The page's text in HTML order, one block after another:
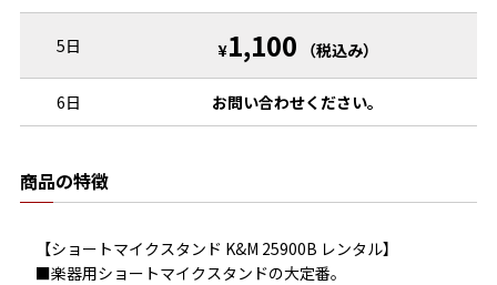
5日 ¥1,100 （税込み）
6日 お問い合わせください。
商品の特徴
【ショートマイクスタンド K&M 25900B レンタル】
■楽器用ショートマイクスタンドの大定番。